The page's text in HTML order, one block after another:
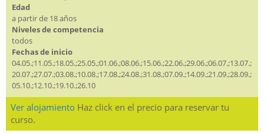
Edad
a partir de 18 años
Niveles de competencia
todos
Fechas de inicio
04.05.;11.05.;18.05.;25.05.;01.06.;08.06.;15.06.;22.06.;29.06.;06.07.;13.07.;
20.07.;27.07.;03.08.;10.08.;17.08.;24.08.;31.08.;07.09.;14.09.;21.09.;28.09.;
05.10.;12.10.;19.10.;26.10
Ver alojamiento Haz click en el precio para reservar tu
curso.